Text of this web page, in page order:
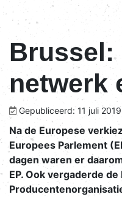
Brussel:
netwerk
Gepubliceerd: 11 juli 2019
Na de Europese
Europees Parlement
dagen waren er
EP. Ook vergaderde